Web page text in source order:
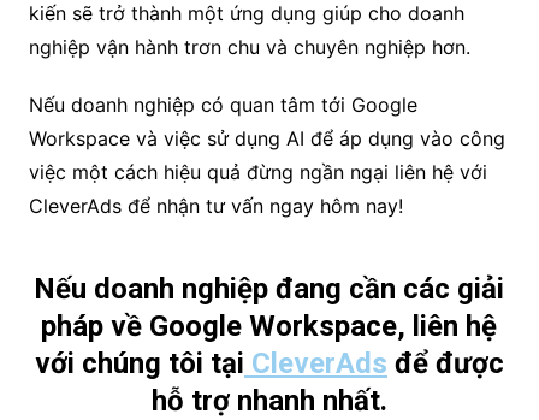
kiến sẽ trở thành một ứng dụng giúp cho doanh
nghiệp vận hành trơn chu và chuyên nghiệp hơn.
Nếu doanh nghiệp có quan tâm tới Google
Workspace và việc sử dụng AI để áp dụng vào công
việc một cách hiệu quả đừng ngần ngại liên hệ với
CleverAds để nhận tư vấn ngay hôm nay!
Nếu doanh nghiệp đang cần các giải
pháp về Google Workspace, liên hệ
với chúng tôi tại CleverAds để được
hỗ trợ nhanh nhất.